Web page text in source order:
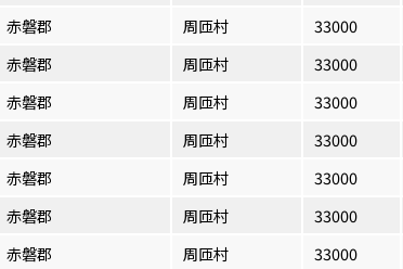
赤磐郡 周匝村 33000
赤磐郡 周匝村 33000
赤磐郡 周匝村 33000
赤磐郡 周匝村 33000
赤磐郡 周匝村 33000
赤磐郡 周匝村 33000
赤磐郡 周匝村 33000